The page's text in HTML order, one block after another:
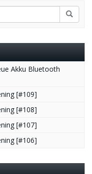
Akku Bluetooth
[#109]
[#108]
[#107]
[#106]